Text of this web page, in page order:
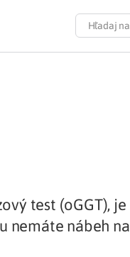
test (oGGT), je
nemáte nábeh na